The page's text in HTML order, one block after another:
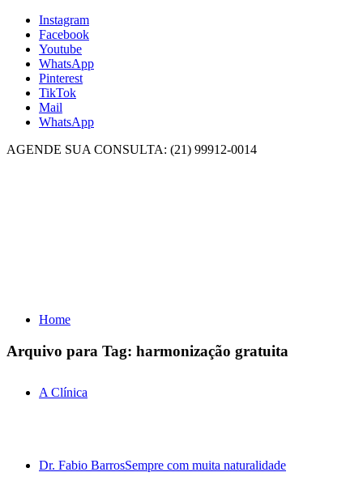
Instagram
Facebook
Youtube
WhatsApp
Pinterest
TikTok
Mail
WhatsApp
AGENDE SUA CONSULTA: (21) 99912-0014
Home
A Clínica
Dr. Fabio BarrosSempre com muita naturalidade
Arquivo para Tag: harmonização gratuita